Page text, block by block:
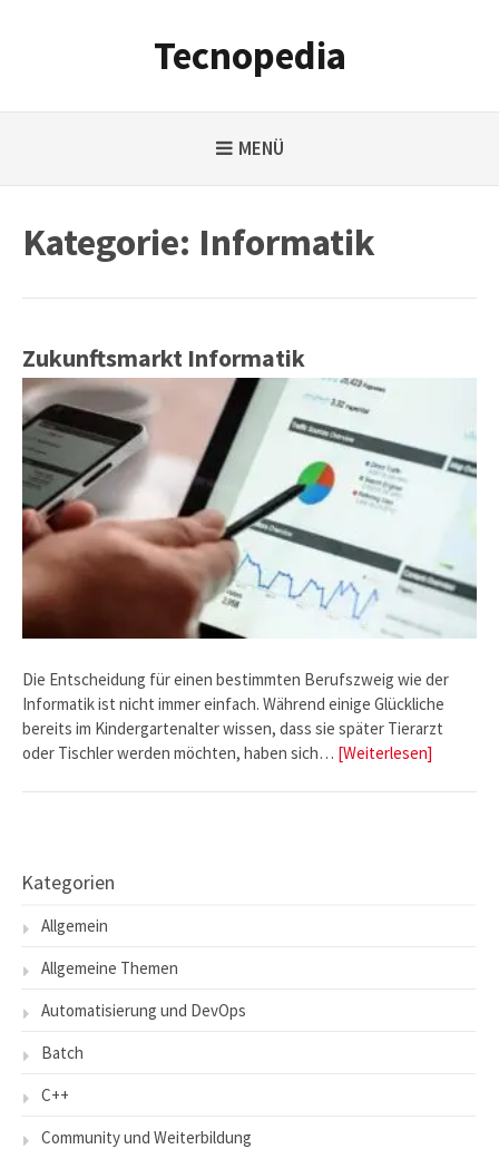
Tecnopedia
MENÜ
Kategorie: Informatik
Zukunftsmarkt Informatik
Die Entscheidung für einen bestimmten Berufszweig wie der
Informatik ist nicht immer einfach. Während einige Glückliche
bereits im Kindergartenalter wissen, dass sie später Tierarzt
oder Tischler werden möchten, haben sich… [Weiterlesen]
Kategorien
Allgemein
Allgemeine Themen
Automatisierung und DevOps
Batch
C++
Community und Weiterbildung